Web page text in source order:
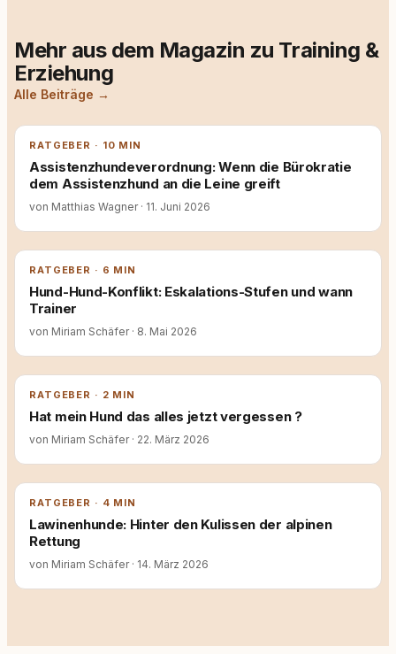
Mehr aus dem Magazin zu Training &
Erziehung
Alle Beiträge →
RATGEBER · 10 MIN
Assistenzhundeverordnung: Wenn die Bürokratie
dem Assistenzhund an die Leine greift
von Matthias Wagner · 11. Juni 2026
RATGEBER · 6 MIN
Hund-Hund-Konflikt: Eskalations-Stufen und wann
Trainer
von Miriam Schäfer · 8. Mai 2026
RATGEBER · 2 MIN
Hat mein Hund das alles jetzt vergessen ?
von Miriam Schäfer · 22. März 2026
RATGEBER · 4 MIN
Lawinenhunde: Hinter den Kulissen der alpinen
Rettung
von Miriam Schäfer · 14. März 2026